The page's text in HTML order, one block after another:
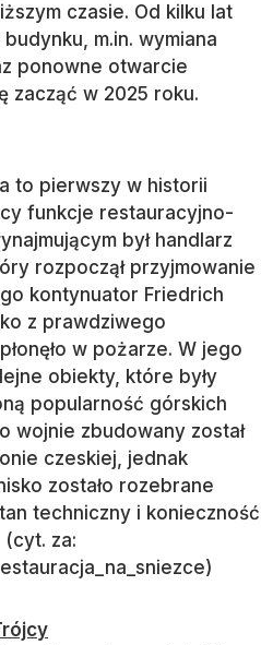
czasie. Od kilku lat
m.in. wymiana
ponowne otwarcie
zacząć w 2025 roku.
to pierwszy w historii
funkcje restauracyjno-
był handlarz
rozpoczął przyjmowanie
kontynuator Friedrich
z prawdziwego
w pożarze. W jego
obiekty, które były
popularność górskich
wojnie zbudowany został
czeskiej, jednak
zostało rozebrane
techniczny i konieczność
(cyt. za: